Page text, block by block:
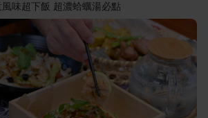
味超下飯 超濃蛤蠣湯必點